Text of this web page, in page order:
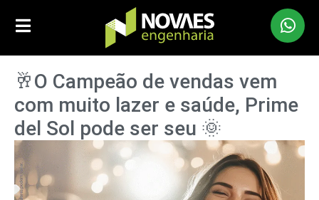
🥂O Campeão de vendas vem
com muito lazer e saúde, Prime
del Sol pode ser seu 🌞